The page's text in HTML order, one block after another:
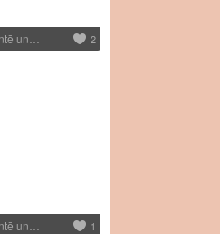
un… 2
un… 1